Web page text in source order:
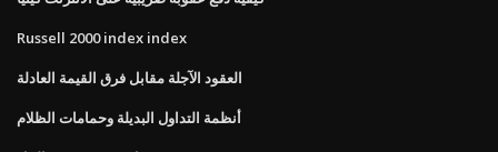
Russell 2000 index index
العقود الآجلة مقابل فرق القيمة العادلة
أنظمة التداول البديلة وحمامات الظلام